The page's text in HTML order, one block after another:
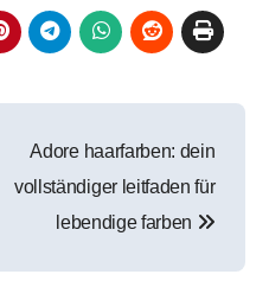
Adore haarfarben: dein
vollständiger leitfaden für
lebendige farben